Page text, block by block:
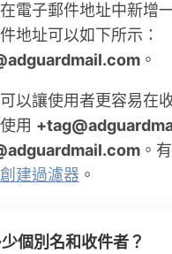
電子郵件地址中新增
地址可以如下所示：
。
以讓使用者更容易在
用
。
建過濾器 。
個別名和收件者？